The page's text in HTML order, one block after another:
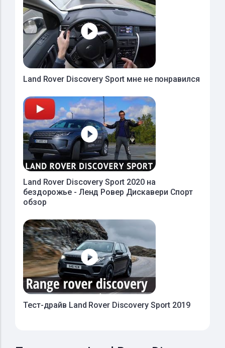
Land Rover Discovery Sport мне не понравился
Land Rover Discovery Sport 2020 на
бездорожье - Ленд Ровер Дискавери Спорт
обзор
Тест-драйв Land Rover Discovery Sport 2019